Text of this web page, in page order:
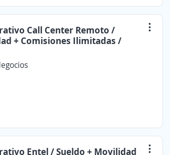
Call Center Remoto /
+ Comisiones Ilimitadas /
Entel / Sueldo + Movilidad